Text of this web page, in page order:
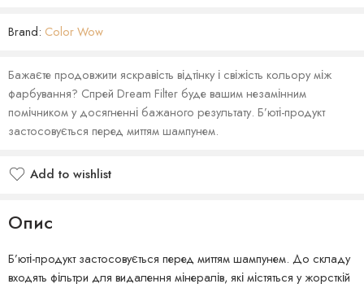
Brand: Color Wow
Бажаєте продовжити яскравість відтінку і свіжість кольору між
фарбування? Спрей Dream Filter буде вашим незамінним
помічником у досягненні бажаного результату. Б’юті-продукт
застосовується перед миттям шампунем.
Add to wishlist
Опис
Б’юті-продукт застосовується перед миттям шампунем. До складу
входять фільтри для видалення мінералів, які містяться у жорсткій